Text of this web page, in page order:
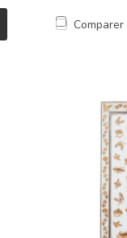
Comparer